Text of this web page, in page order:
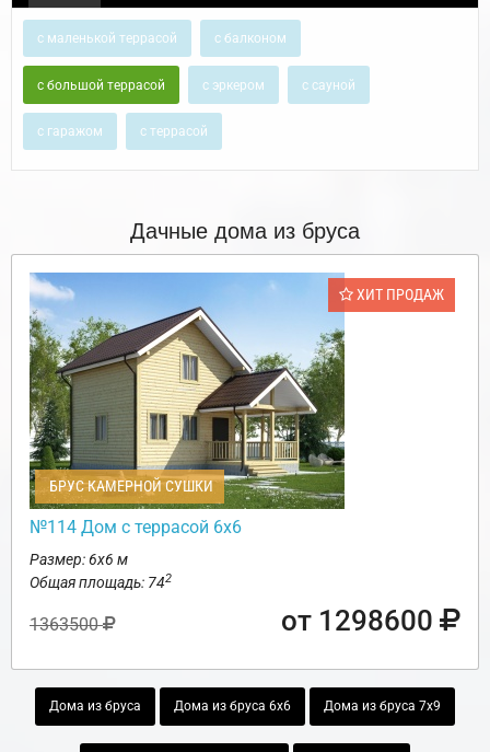
с маленькой террасой с балконом
с большой террасой с эркером с сауной
с гаражом с террасой
Дачные дома из бруса
ХИТ ПРОДАЖ
БРУС КАМЕРНОЙ СУШКИ
№114 Дом с террасой 6х6
Размер: 6х6 м
Общая площадь: 742
1363500 от 1298600
Дома из бруса Дома из бруса 6х6 Дома из бруса 7х9